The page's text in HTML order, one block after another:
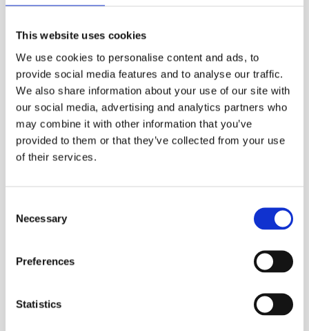
This website uses cookies
We use cookies to personalise content and ads, to
provide social media features and to analyse our traffic.
We also share information about your use of our site with
our social media, advertising and analytics partners who
may combine it with other information that you’ve
provided to them or that they’ve collected from your use
of their services.
Selection
Necessary
Preferences
Statistics
kan stole på dit indhold.
Gør det Let at Bruge Din Hjemmeside
navigere rundt på, og indholdet skal
være let at læse. Hvis din side loader
hurtigt, er det også et stort plus.
Skriv for Mennesker, Ikke Maskiner
Selvom det er fristende at prøve at
“snyde” søgemaskinerne til at vise dit
finde interessant og hjælpsomt.
indhold er godt skrevet, uden stavefejl